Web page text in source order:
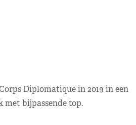
Diplomatique in 2019 in een
met bijpassende top.